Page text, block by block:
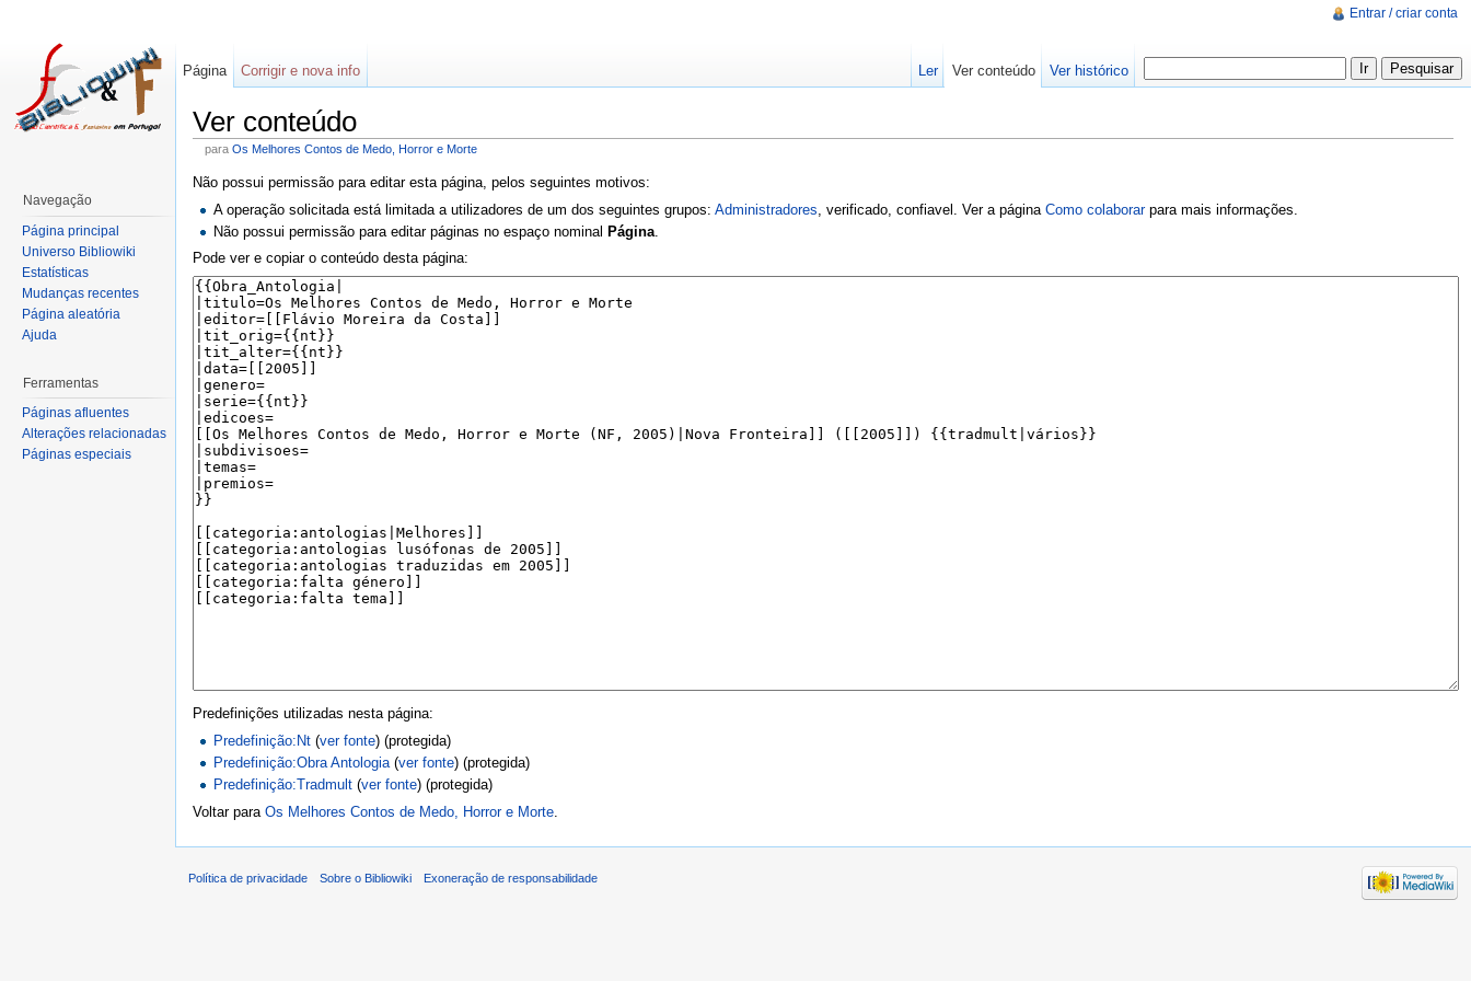
Ver conteúdo
para Os Melhores Contos de Medo, Horror e Morte
Não possui permissão para editar esta página, pelos seguintes motivos:
A operação solicitada está limitada a utilizadores de um dos seguintes grupos:Administradores , verificado, confiavel. Ver a páginaComo colaborarpara mais informações.
Não possui permissão para editar páginas no espaço nominal Página.
Pode ver e copiar o conteúdo desta página:
Predefinições utilizadas nesta página:
Predefinição:Nt (ver fonte) (protegida)
Predefinição:Obra Antologia(ver fonte) (protegida)
Predefinição:Tradmult (ver fonte) (protegida)
Voltar para Os Melhores Contos de Medo, Horror e Morte
Entrar / criar conta
Página Corrigir e nova info Ler Ver conteúdo Ver histórico
Navegação
Página principal
Universo Bibliowiki
Estatísticas
Mudanças recentes
Página aleatória
Ajuda
Ferramentas
Páginas afluentes
Alterações relacionadas
Páginas especiais
Política de privacidade Sobre o Bibliowiki Exoneração de responsabilidade